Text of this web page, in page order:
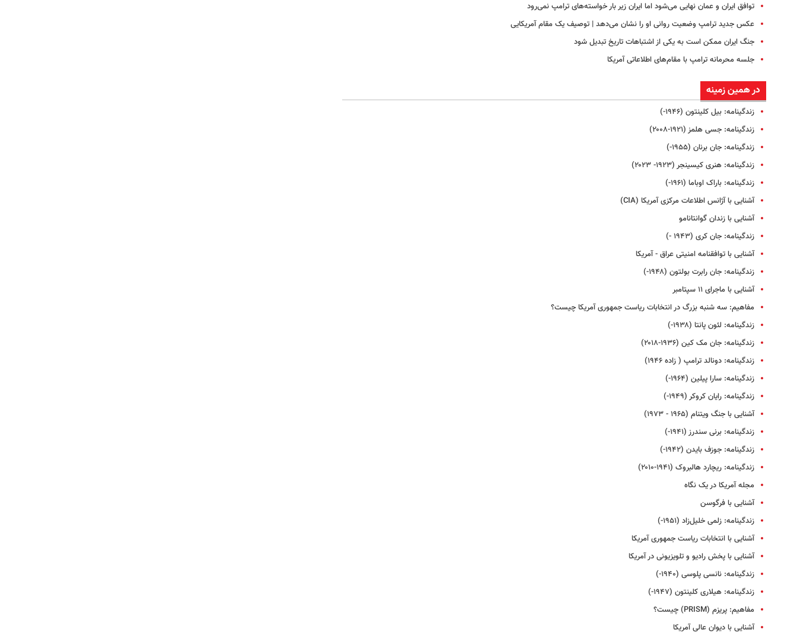
توافق ایران و عمان نهایی می‌شود اما ایران زیر بار خواسته‌های ترامپ نمی‌رود
عکس جدید ترامپ وضعیت روانی او را نشان می‌دهد | توصیف یک مقام آمریکایی
جنگ ایران ممکن است به یکی از اشتباهات تاریخ تبدیل شود
جلسه محرمانه ترامپ با مقام‌های اطلاعاتی آمریکا
در همین زمینه
زندگینامه: بیل کلینتون (۱۹۴۶-)
زندگینامه: جسی هلمز (۱۹۲۱-۲۰۰۸)
زندگینامه: جان برنان (۱۹۵۵-)
زندگینامه: هنری کیسینجر (۱۹۲۳- ۲۰۲۳)
زندگینامه: باراک اوباما (۱۹۶۱-)
آشنایی با آژانس اطلاعات مرکزی آمریکا (CIA)
آشنایی با زندان گوانتانامو
زندگینامه: جان کری (۱۹۴۳ -)
آشنایی با توافقنامه امنیتی عراق - آمریکا
زندگینامه: جان رابرت بولتون (۱۹۴۸-)
آشنایی با ماجرای ۱۱ سپتامبر
مفاهیم: سه شنبه بزرگ در انتخابات ریاست جمهوری آمریکا چیست؟
زندگینامه: لئون پانتا (۱۹۳۸-)
زندگینامه: جان مک کین (۱۹۳۶-۲۰۱۸)
زندگینامه: دونالد ترامپ ( زاده ۱۹۴۶)
زندگینامه: سارا پیلین (۱۹۶۴-)
زندگینامه: رایان کروکر (۱۹۴۹-)
آشنایی با جنگ ویتنام (۱۹۶۵ - ۱۹۷۳)
زندگینامه: برنی سندرز (۱۹۴۱-)
زندگینامه: جوزف بایدن (۱۹۴۲-)
زندگینامه: ریچارد هالبروک (۱۹۴۱-۲۰۱۰)
مجله آمریکا در یک نگاه
آشنایی با فرگوسن
زندگینامه: زلمی خلیل‌زاد (۱۹۵۱-)
آشنایی با انتخابات ریاست جمهوری آمریکا
آشنایی با پخش رادیو و تلویزیونی در آمریکا
زندگینامه: نانسی پلوسی (۱۹۴۰-)
زندگینامه: هیلاری کلینتون (۱۹۴۷-)
مفاهیم: پریزم (PRISM) چیست؟
آشنایی با دیوان عالی آمریکا